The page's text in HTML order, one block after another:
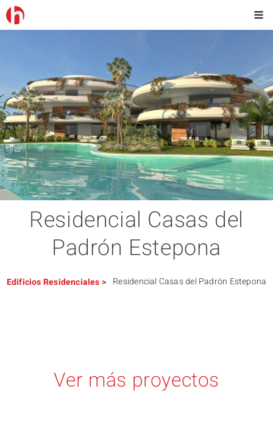
Residencial Casas del
Padrón Estepona
EdificiosResidenciales > Residencial Casas del Padrón Estepona
Ver más proyectos